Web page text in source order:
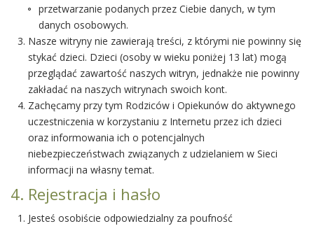
przetwarzanie podanych przez Ciebie danych, w tym
danych osobowych.
Nasze witryny nie zawierają treści, z którymi nie powinny się
stykać dzieci. Dzieci (osoby w wieku poniżej 13 lat) mogą
przeglądać zawartość naszych witryn, jednakże nie powinny
zakładać na naszych witrynach swoich kont.
Zachęcamy przy tym Rodziców i Opiekunów do aktywnego
uczestniczenia w korzystaniu z Internetu przez ich dzieci
oraz informowania ich o potencjalnych
niebezpieczeństwach związanych z udzielaniem w Sieci
informacji na własny temat.
4. Rejestracja i hasło
Jesteś osobiście odpowiedzialny za poufność